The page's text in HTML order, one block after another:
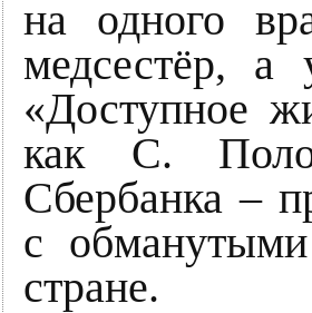
на одного
медсестёр,
«Доступное
как С.
Сбербанка –
с
стране.